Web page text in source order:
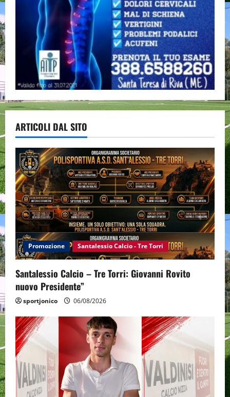
ARTICOLI DAL SITO
Promozione Santalessio Calcio - Tre Torri
Santalessio Calcio – Tre Torri: Giovanni Rovito
nuovo Presidente”
sportjonico 06/08/2026